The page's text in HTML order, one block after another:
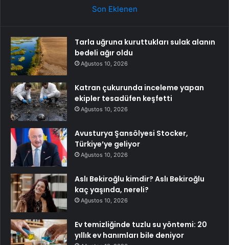
Son Eklenen
Tarla uğruna kuruttukları sulak alanın
bedeli ağır oldu
Ağustos 10, 2026
Katran çukurunda inceleme yapan
ekipler tesadüfen keşfetti
Ağustos 10, 2026
Avusturya Şansölyesi Stocker,
Türkiye’ye geliyor
Ağustos 10, 2026
Aslı Bekiroğlu kimdir? Aslı Bekiroğlu
kaç yaşında, nereli?
Ağustos 10, 2026
Ev temizliğinde tuzlu su yöntemi: 20
yıllık ev hanımları bile deniyor